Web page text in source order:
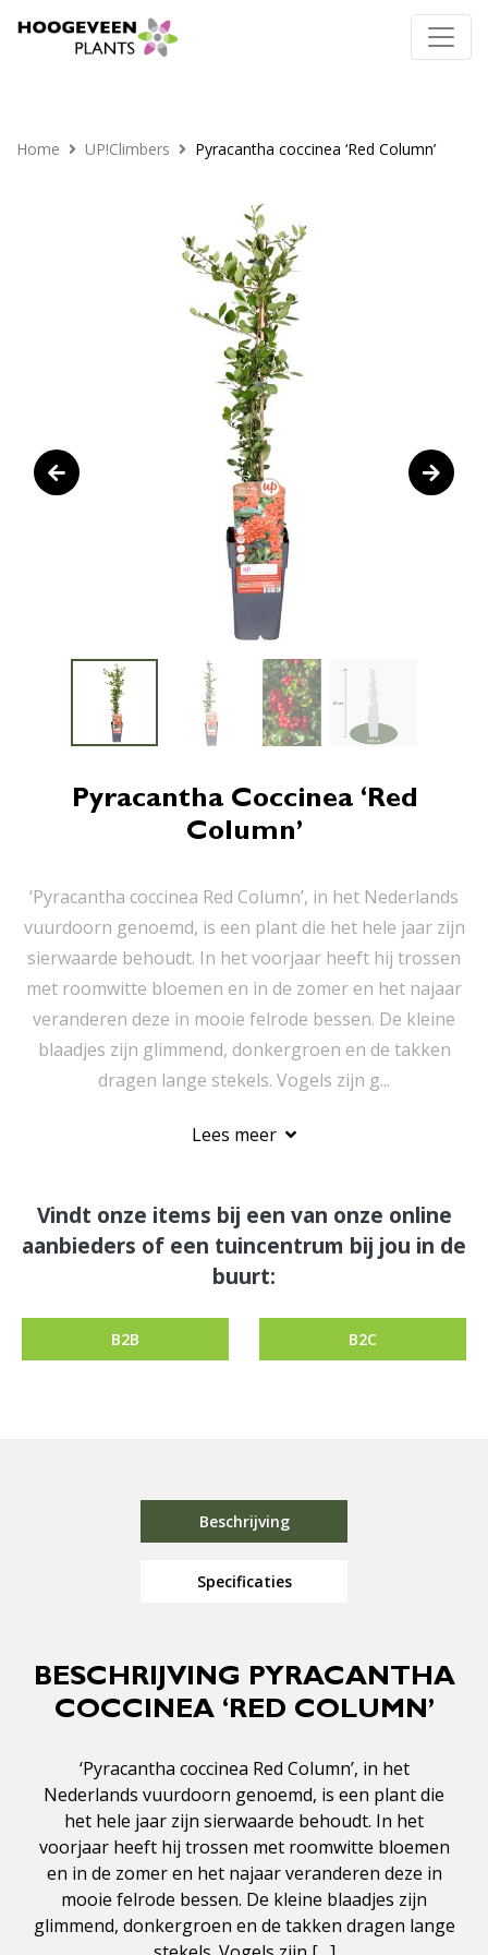
Home UP!Climbers Pyracantha coccinea ‘Red Column’
Pyracantha Coccinea ‘Red
Column’
‘Pyracantha coccinea Red Column’, in het Nederlands
vuurdoorn genoemd, is een plant die het hele jaar zijn
sierwaarde behoudt. In het voorjaar heeft hij trossen
met roomwitte bloemen en in de zomer en het najaar
veranderen deze in mooie felrode bessen. De kleine
blaadjes zijn glimmend, donkergroen en de takken
dragen lange stekels. Vogels zijn g...
Lees meer
Vindt onze items bij een van onze online
aanbieders of een tuincentrum bij jou in de
buurt:
B2B B2C
Beschrijving
Specificaties
BESCHRIJVING PYRACANTHA
COCCINEA ‘RED COLUMN’
‘Pyracantha coccinea Red Column’, in het
Nederlands vuurdoorn genoemd, is een plant die
het hele jaar zijn sierwaarde behoudt. In het
voorjaar heeft hij trossen met roomwitte bloemen
en in de zomer en het najaar veranderen deze in
mooie felrode bessen. De kleine blaadjes zijn
glimmend, donkergroen en de takken dragen lange